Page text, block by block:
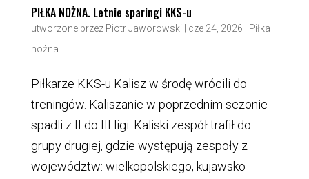
PIŁKA NOŻNA. Letnie sparingi KKS-u
utworzone przez Piotr Jaworowski cze 24, 2026
Piłka
nożna
Piłkarze KKS-u Kalisz w środę wrócili do
treningów. Kaliszanie w poprzednim sezonie
spadli z II do III ligi. Kaliski zespół trafił do
grupy drugiej, gdzie występują zespoły z
województw: wielkopolskiego, kujawsko-